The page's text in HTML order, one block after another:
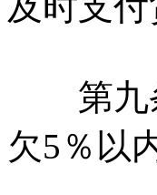
第九条
欠5％以